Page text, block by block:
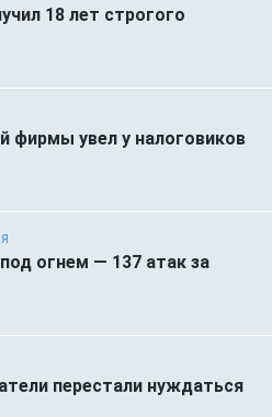
18 лет строгого
фирмы увел у налоговиков
огнем — 137 атак за
перестали нуждаться